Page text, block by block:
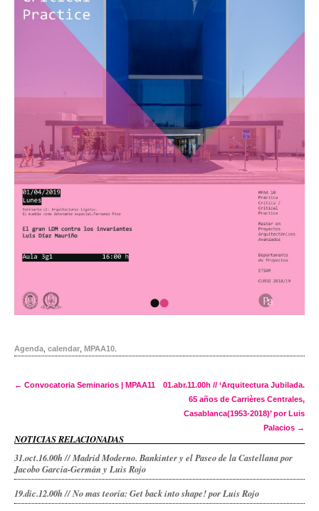
Agenda calendar MPAA10
Post navigation
← Convocatoria Seminarios | MPAA11
01.abr.11.00h // ‘Arquitectura Jubilada.
65 años de Carrières Centrales,
Casablanca(1953-2018)’ por Luis
Palacios →
NOTICIAS RELACIONADAS
31.oct.16.00h // Madrid Moderno. Bankinter y el Paseo de la Castellana por
Jacobo García-Germán y Luis Rojo
19.dic.12.00h // No mas teoría: Get back into shape! por Luis Rojo